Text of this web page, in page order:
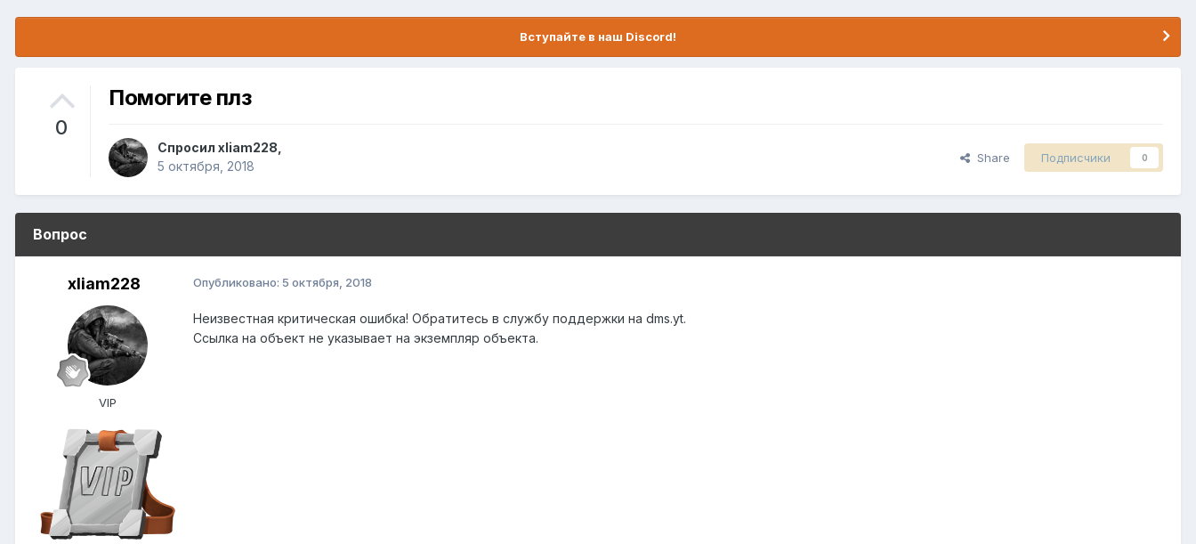
Вступайте в наш Discord!
0
Помогите плз
Спросил xliam228
5 октября, 2018
Share Подписчики 0
Вопрос
xliam228
VIP
Опубликовано: 5 октября, 2018
Неизвестная критическая ошибка! Обратитесь в службу поддержки на dms.yt.
Ссылка на объект не указывает на экземпляр объекта.